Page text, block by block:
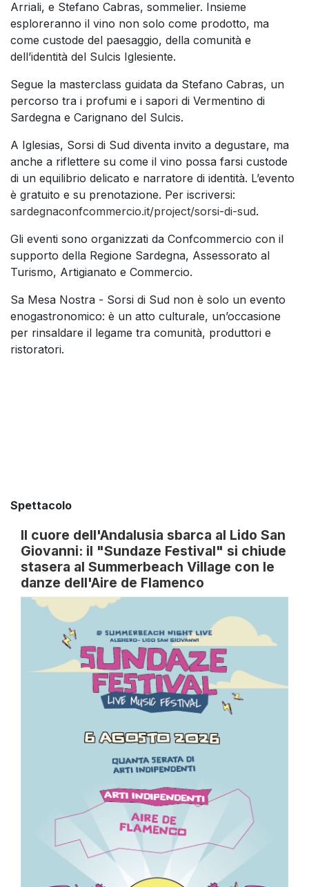
Arriali, e Stefano Cabras, sommelier. Insieme
esploreranno il vino non solo come prodotto, ma
come custode del paesaggio, della comunità e
dell’identità del Sulcis Iglesiente.
Segue la masterclass guidata da Stefano Cabras, un
percorso tra i profumi e i sapori di Vermentino di
Sardegna e Carignano del Sulcis.
A Iglesias, Sorsi di Sud diventa invito a degustare, ma
anche a riflettere su come il vino possa farsi custode
di un equilibrio delicato e narratore di identità. L’evento
è gratuito e su prenotazione. Per iscriversi:
sardegnaconfcommercio.it/project/sorsi-di-sud.
Gli eventi sono organizzati da Confcommercio con il
supporto della Regione Sardegna, Assessorato al
Turismo, Artigianato e Commercio.
Sa Mesa Nostra - Sorsi di Sud non è solo un evento
enogastronomico: è un atto culturale, un’occasione
per rinsaldare il legame tra comunità, produttori e
ristoratori.
Spettacolo
Il cuore dell'Andalusia sbarca al Lido San
Giovanni: il "Sundaze Festival" si chiude
stasera al Summerbeach Village con le
danze dell'Aire de Flamenco